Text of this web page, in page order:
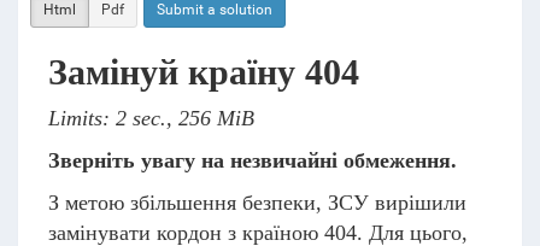
Html Pdf Submit a solution
Замінуй країну 404
Limits: 2 sec., 256 MiB
Зверніть увагу на незвичайні обмеження.
З метою збільшення безпеки, ЗСУ вирішили
замінувати кордон з країною 404. Для цього,